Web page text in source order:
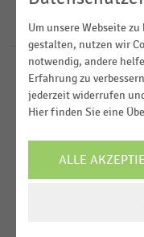
27Ergebnisse für
Top 80
100.000
Top-10
veganen
Einkommen,
Gastronomie
2020
2019
2018
Um unsere Webseite
gestalten, nutzen wir
notwendig, andere
Erfahrung zu
jederzeit widerrufen
Hier finden Sie eine
ALLE